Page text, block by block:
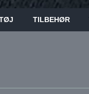
TILBEHØR